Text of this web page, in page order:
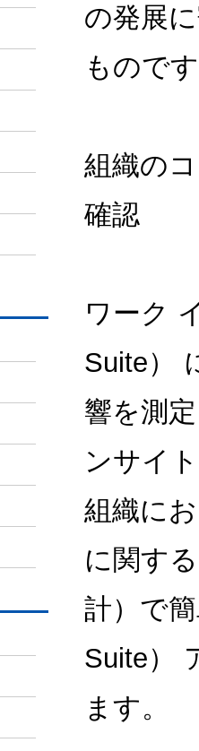
の発展
もので
組織の
確認
ワーク
Suite）
響を測
ンサイ
組織に
に関す
計）で
Suite）
ます。